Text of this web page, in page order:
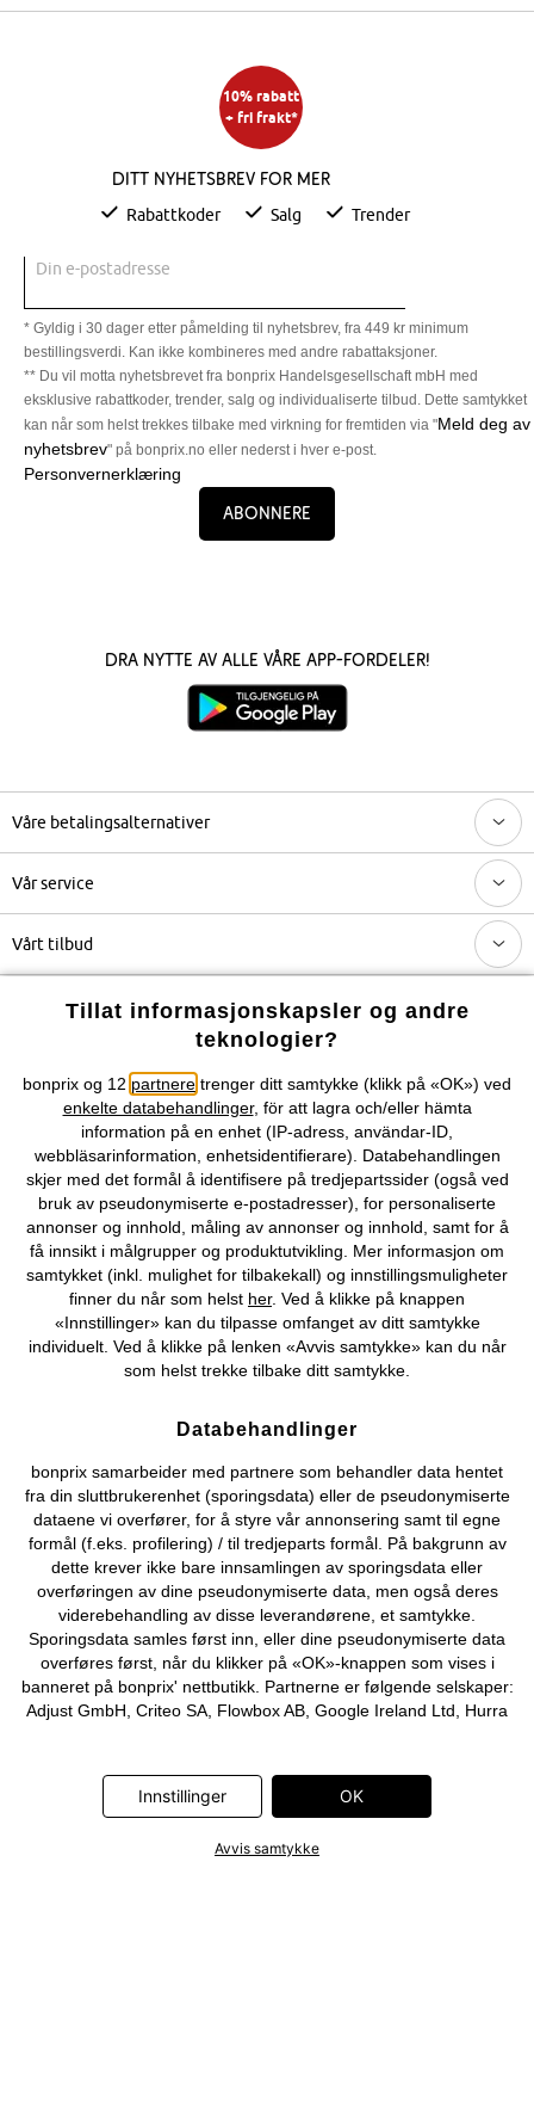
10% rabatt
+ fri frakt*
Ditt nyhetsbrev for mer
Rabattkoder Salg Trender
Din e-postadresse
* Gyldig i 30 dager etter påmelding til nyhetsbrev, fra 449 kr minimum
bestillingsverdi. Kan ikke kombineres med andre rabattaksjoner.
** Du vil motta nyhetsbrevet fra bonprix Handelsgesellschaft mbH med
eksklusive rabattkoder, trender, salg og individualiserte tilbud. Dette samtykket
kan når som helst trekkes tilbake med virkning for fremtiden via "Meld deg av
nyhetsbrev" på bonprix.no eller nederst i hver e-post.
Personvernerklæring
Abonnere
Dra nytte av alle våre app-fordeler!
Våre betalingsalternativer
Vår service
Vårt tilbud
Selskapet
Du kan også finne oss på
Kjøpsvilkår Personopplysninger Cookie-innstillinger
Om Oss Angre kjøp
© 2026 bonprix.
Tillat informasjonskapsler og andre
teknologier?
bonprix og 12 partnere trenger ditt samtykke (klikk på «OK») ved
enkelte databehandlinger, för att lagra och/eller hämta
information på en enhet (IP-adress, användar-ID,
webbläsarinformation, enhetsidentifierare). Databehandlingen
skjer med det formål å identifisere på tredjepartssider (også ved
bruk av pseudonymiserte e-postadresser), for personaliserte
annonser og innhold, måling av annonser og innhold, samt for å
få innsikt i målgrupper og produktutvikling. Mer informasjon om
samtykket (inkl. mulighet for tilbakekall) og innstillingsmuligheter
finner du når som helst her. Ved å klikke på knappen
«Innstillinger» kan du tilpasse omfanget av ditt samtykke
individuelt. Ved å klikke på lenken «Avvis samtykke» kan du når
som helst trekke tilbake ditt samtykke.
Databehandlinger
bonprix samarbeider med partnere som behandler data hentet
fra din sluttbrukerenhet (sporingsdata) eller de pseudonymiserte
dataene vi overfører, for å styre vår annonsering samt til egne
formål (f.eks. profilering) / til tredjeparts formål. På bakgrunn av
dette krever ikke bare innsamlingen av sporingsdata eller
overføringen av dine pseudonymiserte data, men også deres
viderebehandling av disse leverandørene, et samtykke.
Sporingsdata samles først inn, eller dine pseudonymiserte data
overføres først, når du klikker på «OK»-knappen som vises i
banneret på bonprix' nettbutikk. Partnerne er følgende selskaper:
Adjust GmbH, Criteo SA, Flowbox AB, Google Ireland Ltd, Hurra
Ltd, RTB-House GmbH, Snap Group Ltd, TikTok Information
Technologies UK Ltd. Ytterligere informasjon om
. Informasjonen er også tilgjengelig via en
Innstillinger OK
Avvis samtykke